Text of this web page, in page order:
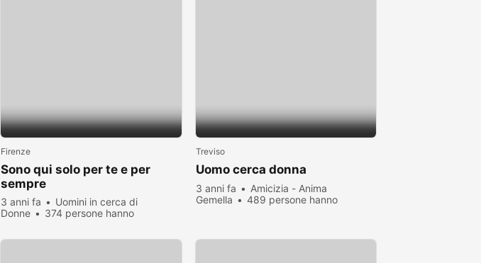
Firenze
Sono qui solo per te e per
sempre
3 anni fa
Uomini in cerca di
Donne
374 persone hanno
Treviso
Uomo cerca donna
3 anni fa
Amicizia - Anima
Gemella
489 persone hanno